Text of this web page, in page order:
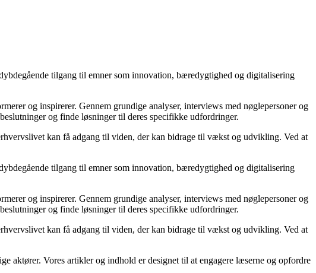
tilgang til emner som innovation, bæredygtighed og digitalisering
og inspirerer. Gennem grundige analyser, interviews med nøglepersoner og
og finde løsninger til deres specifikke udfordringer.
kan få adgang til viden, der kan bidrage til vækst og udvikling. Ved at
tilgang til emner som innovation, bæredygtighed og digitalisering
og inspirerer. Gennem grundige analyser, interviews med nøglepersoner og
og finde løsninger til deres specifikke udfordringer.
kan få adgang til viden, der kan bidrage til vækst og udvikling. Ved at
aktører. Vores artikler og indhold er designet til at engagere læserne og opfordre